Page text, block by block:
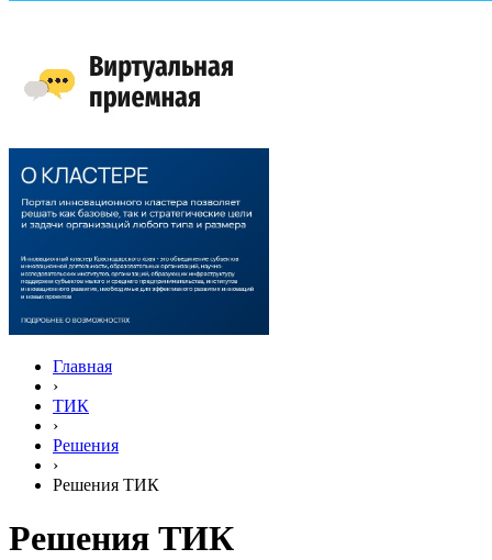
Главная
›
ТИК
›
Решения
›
Решения ТИК
Решения ТИК